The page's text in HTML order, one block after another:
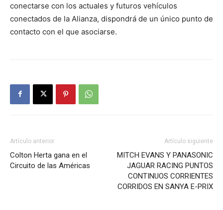
conectarse con los actuales y futuros vehículos
conectados de la Alianza, dispondrá de un único punto de
contacto con el que asociarse.
Artículo anterior
Colton Herta gana en el
Circuito de las Américas
Artículo siguiente
MITCH EVANS Y PANASONIC
JAGUAR RACING PUNTOS
CONTINUOS CORRIENTES
CORRIDOS EN SANYA E-PRIX